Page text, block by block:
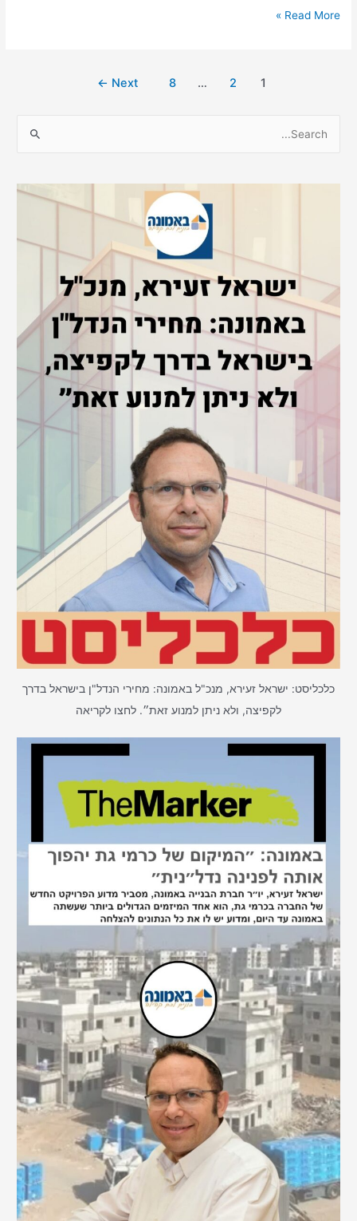
Read More »
1
2
…
8
Next
←
o
r
כלכליסט: ישראל זעירא, מנכ"ל באמונה: מחירי הנדל"ן בישראל בדרך
לקפיצה, ולא ניתן למנוע זאת״. לחצו לקריאה